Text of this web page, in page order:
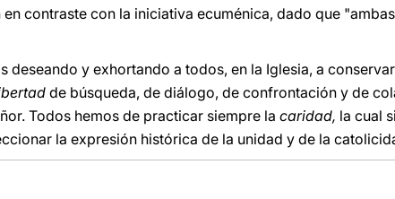
contraste con la iniciativa ecuménica, dado que
deseando y exhortando a todos, en la Iglesia, a
de búsqueda, de diálogo, de confrontación y de
Todos hemos de practicar siempre la caridad, la cual
la expresión histórica de la unidad y de la